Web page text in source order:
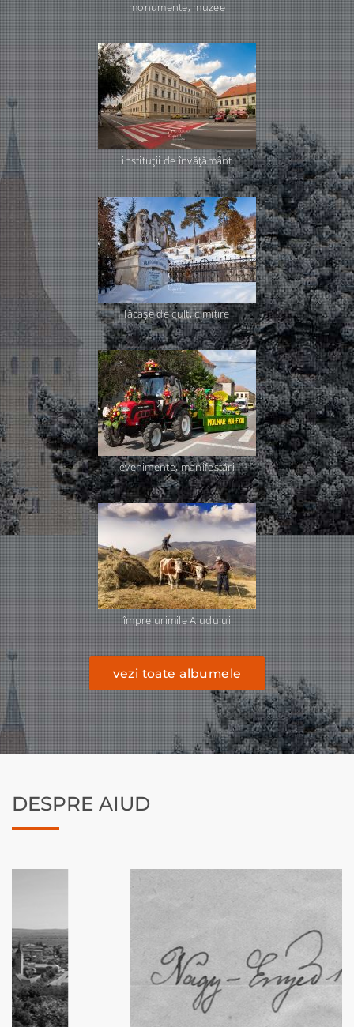
monumente, muzee
instituţii de învăţământ
lăcaşe de cult, cimitire
evenimente, manifestări
împrejurimile Aiudului
vezi toate albumele
DESPRE AIUD